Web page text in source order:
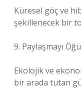
Küresel göç ve
şekillenecek bir
9. Paylaşmayı
Ekolojik ve
bir arada tutan